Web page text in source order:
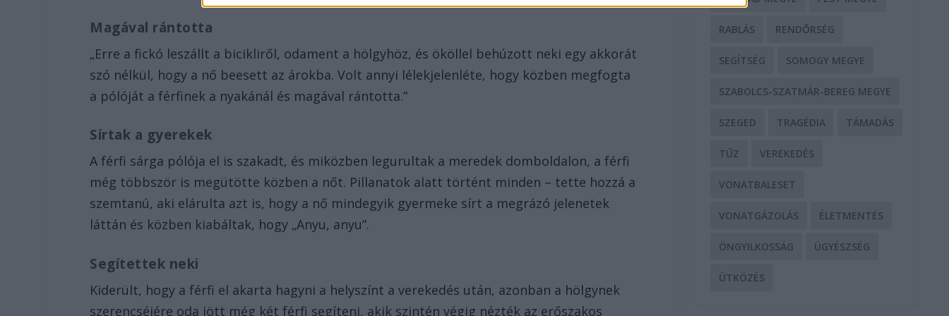
Magával rántotta
„Erre a fickó leszállt a bicikliről, odament a hölgyhöz, és ököllel behúzott neki egy akkorát
szó nélkül, hogy a nő beesett az árokba. Volt annyi lélekjelenléte, hogy közben megfogta
a pólóját a férfinek a nyakánál és magával rántotta.”
Sírtak a gyerekek
A férfi sárga pólója el is szakadt, és miközben legurultak a meredek domboldalon, a férfi
még többször is megütötte közben a nőt. Pillanatok alatt történt minden – tette hozzá a
szemtanú, aki elárulta azt is, hogy a nő mindegyik gyermeke sírt a megrázó jelenetek
láttán és közben kiabáltak, hogy „Anyu, anyu”.
Segítettek neki
Kiderült, hogy a férfi el akarta hagyni a helyszínt a verekedés után, azonban a hölgynek
szerencséjére oda jött még két férfi segíteni, akik szintén végig nézték az erőszakos
RABLÁS RENDŐRSÉG
SEGÍTSÉG SOMOGY MEGYE
SZABOLCS-SZATMÁR-BEREG MEGYE
SZEGED TRAGÉDIA TÁMADÁS
TŰZ VEREKEDÉS
VONATBALESET
VONATGÁZOLÁS ÉLETMENTÉS
ÖNGYILKOSSÁG ÜGYÉSZSÉG
ÜTKÖZÉS